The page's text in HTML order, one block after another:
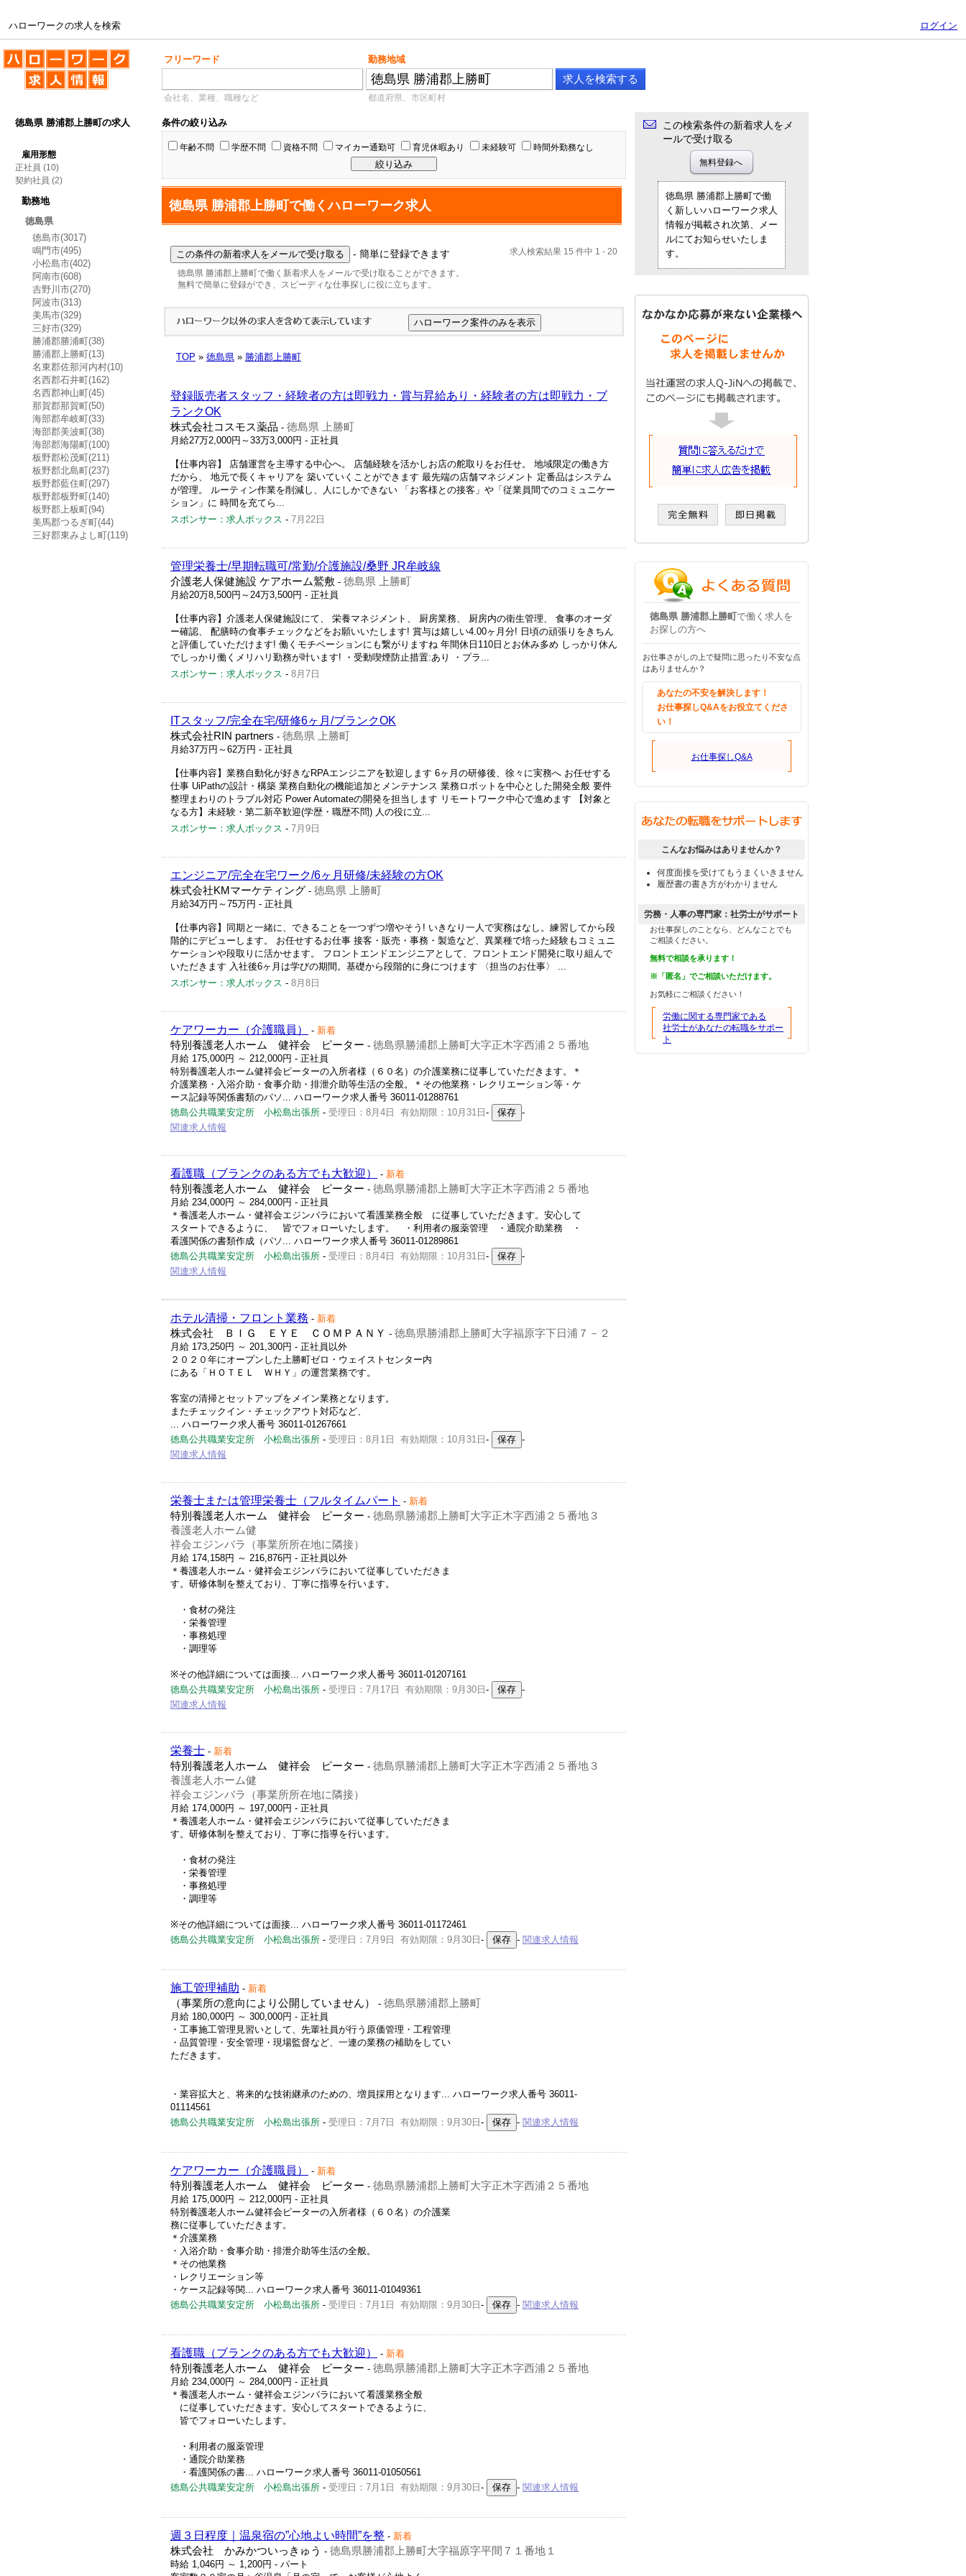
ハローワークの求人を検索 ログイン
ハローワークの求人を検索 フリーワード 勤務地域
会社名、業種、職種など 都道府県、市区町村
徳島県 勝浦郡上勝町の求人
雇用形態
正社員 (10)
契約社員 (2)
勤務地
徳島県
徳島市(3017)
鳴門市(495)
小松島市(402)
阿南市(608)
吉野川市(270)
阿波市(313)
美馬市(329)
三好市(329)
勝浦郡勝浦町(38)
勝浦郡上勝町(13)
名東郡佐那河内村(10)
名西郡石井町(162)
名西郡神山町(45)
那賀郡那賀町(50)
海部郡牟岐町(33)
海部郡美波町(38)
海部郡海陽町(100)
板野郡松茂町(211)
板野郡北島町(237)
板野郡藍住町(297)
板野郡板野町(140)
板野郡上板町(94)
美馬郡つるぎ町(44)
三好郡東みよし町(119)
条件の絞り込み
年齢不問 学歴不問 資格不問 マイカー通勤可 育児休暇あり 未経験可 時間外勤務なし
徳島県 勝浦郡上勝町で働くハローワーク求人
求人検索結果 15 件中 1 - 20
- 簡単に登録できます
徳島県 勝浦郡上勝町で働く新着求人をメールで受け取ることができます。
無料で簡単に登録ができ、スピーディな仕事探しに役に立ちます。
TOP » 徳島県 » 勝浦郡上勝町
登録販売者スタッフ・経験者の方は即戦力・賞与昇給あり・経験者の方は即戦力・ブ
ランクOK
株式会社コスモス薬品 - 徳島県 上勝町
月給27万2,000円～33万3,000円 - 正社員
【仕事内容】 店舗運営を主導する中心へ。 店舗経験を活かしお店の舵取りをお任せ。 地域限定の働き方
だから、 地元で長くキャリアを 築いていくことができます 最先端の店舗マネジメント 定番品はシステム
が管理。 ルーティン作業を削減し、人にしかできない 「お客様との接客」や「従業員間でのコミュニケー
ション」に 時間を充てら...
スポンサー：求人ボックス - 7月22日
管理栄養士/早期転職可/常勤/介護施設/桑野 JR牟岐線
介護老人保健施設 ケアホーム鷲敷 - 徳島県 上勝町
月給20万8,500円～24万3,500円 - 正社員
【仕事内容】介護老人保健施設にて、 栄養マネジメント、 厨房業務、 厨房内の衛生管理、 食事のオーダ
ー確認、 配膳時の食事チェックなどをお願いいたします! 賞与は嬉しい4.00ヶ月分! 日頃の頑張りをきちん
と評価していただけます! 働くモチベーションにも繋がりますね 年間休日110日とお休み多め しっかり休ん
でしっかり働くメリハリ勤務が叶います! ・受動喫煙防止措置:あり ・プラ...
スポンサー：求人ボックス - 8月7日
ITスタッフ/完全在宅/研修6ヶ月/ブランクOK
株式会社RIN partners - 徳島県 上勝町
月給37万円～62万円 - 正社員
【仕事内容】業務自動化が好きなRPAエンジニアを歓迎します 6ヶ月の研修後、徐々に実務へ お任せする
仕事 UiPathの設計・構築 業務自動化の機能追加とメンテナンス 業務ロボットを中心とした開発全般 要件
整理まわりのトラブル対応 Power Automateの開発を担当します リモートワーク中心で進めます 【対象と
なる方】未経験・第二新卒歓迎(学歴・職歴不問) 人の役に立...
スポンサー：求人ボックス - 7月9日
エンジニア/完全在宅ワーク/6ヶ月研修/未経験の方OK
株式会社KMマーケティング - 徳島県 上勝町
月給34万円～75万円 - 正社員
【仕事内容】同期と一緒に、できることを一つずつ増やそう! いきなり一人で実務はなし。練習してから段
階的にデビューします。 お任せするお仕事 接客・販売・事務・製造など、異業種で培った経験もコミュニ
ケーションや段取りに活かせます。 フロントエンドエンジニアとして、フロントエンド開発に取り組んで
いただきます 入社後6ヶ月は学びの期間。基礎から段階的に身につけます 〈担当のお仕事〉 ...
スポンサー：求人ボックス - 8月8日
ケアワーカー（介護職員） - 新着
特別養護老人ホーム 健祥会 ピーター - 徳島県勝浦郡上勝町大字正木字西浦２５番地
月給 175,000円 ～ 212,000円 - 正社員
特別養護老人ホーム健祥会ピーターの入所者様（６０名）の介護業務に従事していただきます。＊
介護業務・入浴介助・食事介助・排泄介助等生活の全般。＊その他業務・レクリエーション等・ケ
ース記録等関係書類のパソ... ハローワーク求人番号 36011-01288761
徳島公共職業安定所 小松島出張所 - 受理日：8月4日 有効期限：10月31日 -
-
関連求人情報
看護職（ブランクのある方でも大歓迎） - 新着
特別養護老人ホーム 健祥会 ピーター - 徳島県勝浦郡上勝町大字正木字西浦２５番地
月給 234,000円 ～ 284,000円 - 正社員
＊養護老人ホーム・健祥会エジンバラにおいて看護業務全般 に従事していただきます。安心して
スタートできるように、 皆でフォローいたします。 ・利用者の服薬管理 ・通院介助業務 ・
看護関係の書類作成（パソ... ハローワーク求人番号 36011-01289861
徳島公共職業安定所 小松島出張所 - 受理日：8月4日 有効期限：10月31日 -
-
関連求人情報
ホテル清掃・フロント業務 - 新着
株式会社 ＢＩＧ ＥＹＥ ＣＯＭＰＡＮＹ - 徳島県勝浦郡上勝町大字福原字下日浦７－２
月給 173,250円 ～ 201,300円 - 正社員以外
２０２０年にオープンした上勝町ゼロ・ウェイストセンター内
にある「ＨＯＴＥＬ ＷＨＹ」の運営業務です。
客室の清掃とセットアップをメイン業務となります。
またチェックイン・チェックアウト対応など、
... ハローワーク求人番号 36011-01267661
徳島公共職業安定所 小松島出張所 - 受理日：8月1日 有効期限：10月31日 -
-
関連求人情報
栄養士または管理栄養士（フルタイムパート - 新着
特別養護老人ホーム 健祥会 ピーター - 徳島県勝浦郡上勝町大字正木字西浦２５番地３
養護老人ホーム健
祥会エジンバラ（事業所所在地に隣接）
月給 174,158円 ～ 216,876円 - 正社員以外
＊養護老人ホーム・健祥会エジンバラにおいて従事していただきま
す。研修体制を整えており、丁寧に指導を行います。
・食材の発注
・栄養管理
・事務処理
・調理等
※その他詳細については面接... ハローワーク求人番号 36011-01207161
徳島公共職業安定所 小松島出張所 - 受理日：7月17日 有効期限：9月30日 -
-
関連求人情報
栄養士 - 新着
特別養護老人ホーム 健祥会 ピーター - 徳島県勝浦郡上勝町大字正木字西浦２５番地３
養護老人ホーム健
祥会エジンバラ（事業所所在地に隣接）
月給 174,000円 ～ 197,000円 - 正社員
＊養護老人ホーム・健祥会エジンバラにおいて従事していただきま
す。研修体制を整えており、丁寧に指導を行います。
・食材の発注
・栄養管理
・事務処理
・調理等
※その他詳細については面接... ハローワーク求人番号 36011-01172461
徳島公共職業安定所 小松島出張所 - 受理日：7月9日 有効期限：9月30日 - - 関連求人情報
施工管理補助 - 新着
（事業所の意向により公開していません） - 徳島県勝浦郡上勝町
月給 180,000円 ～ 300,000円 - 正社員
・工事施工管理見習いとして、先輩社員が行う原価管理・工程管理
・品質管理・安全管理・現場監督など、一連の業務の補助をしてい
ただきます。
・業容拡大と、将来的な技術継承のための、増員採用となります... ハローワーク求人番号 36011-
01114561
徳島公共職業安定所 小松島出張所 - 受理日：7月7日 有効期限：9月30日 - - 関連求人情報
ケアワーカー（介護職員） - 新着
特別養護老人ホーム 健祥会 ピーター - 徳島県勝浦郡上勝町大字正木字西浦２５番地
月給 175,000円 ～ 212,000円 - 正社員
特別養護老人ホーム健祥会ピーターの入所者様（６０名）の介護業
務に従事していただきます。
＊介護業務
・入浴介助・食事介助・排泄介助等生活の全般。
＊その他業務
・レクリエーション等
・ケース記録等関... ハローワーク求人番号 36011-01049361
徳島公共職業安定所 小松島出張所 - 受理日：7月1日 有効期限：9月30日 - - 関連求人情報
看護職（ブランクのある方でも大歓迎） - 新着
特別養護老人ホーム 健祥会 ピーター - 徳島県勝浦郡上勝町大字正木字西浦２５番地
月給 234,000円 ～ 284,000円 - 正社員
＊養護老人ホーム・健祥会エジンバラにおいて看護業務全般
に従事していただきます。安心してスタートできるように、
皆でフォローいたします。
・利用者の服薬管理
・通院介助業務
・看護関係の書... ハローワーク求人番号 36011-01050561
徳島公共職業安定所 小松島出張所 - 受理日：7月1日 有効期限：9月30日 - - 関連求人情報
週３日程度｜温泉宿の”心地よい時間”を整 - 新着
株式会社 かみかついっきゅう - 徳島県勝浦郡上勝町大字福原字平間７１番地１
時給 1,046円 ～ 1,200円 - パート
この検索条件の新着求人をメ
ールで受け取る
徳島県 勝浦郡上勝町で働
く新しいハローワーク求人
情報が掲載され次第、メー
ルにてお知らせいたしま
す。
徳島県 勝浦郡上勝町で働く求人を
お探しの方へ
お仕事さがしの上で疑問に思ったり不安な点
はありませんか？
あなたの不安を解決します！
お仕事探しQ&Aをお役立てくださ
い！
お仕事探しQ&A
こんなお悩みはありませんか？
何度面接を受けてもうまくいきません
履歴書の書き方がわかりません
労務・人事の専門家：社労士がサポート
お仕事探しのことなら、どんなことでも
ご相談ください。
無料で相談を承ります！
※「匿名」でご相談いただけます。
お気軽にご相談ください！
労働に関する専門家である
社労士があなたの転職をサポー
ト